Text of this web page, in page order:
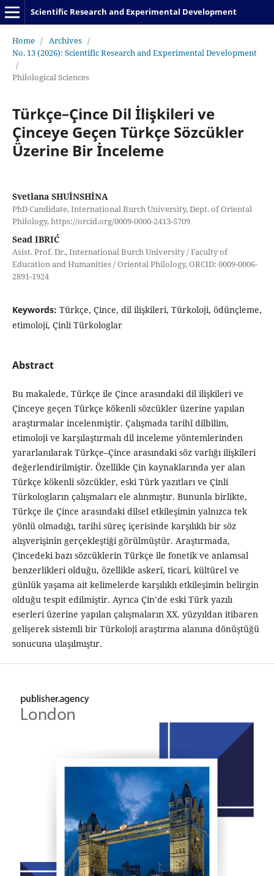
Scientific Research and Experimental Development
Home / Archives /
No. 13 (2026): Scientific Research and Experimental Development
/
Philological Sciences
Türkçe–Çince Dil İlişkileri ve
Çinceye Geçen Türkçe Sözcükler
Üzerine Bir İnceleme
Svetlana SHUİNSHİNA
PhD Candidate, International Burch University, Dept. of Oriental
Philology, https://orcid.org/0009-0000-2413-5709
Sead IBRIĆ
Asist. Prof. Dr., International Burch University / Faculty of
Education and Humanities / Oriental Philology, ORCID: 0009-0006-
2891-1924
Keywords: Türkçe, Çince, dil ilişkileri, Türkoloji, ödünçleme,
etimoloji, Çinli Türkologlar
Abstract
Bu makalede, Türkçe ile Çince arasındaki dil ilişkileri ve
Çinceye geçen Türkçe kökenli sözcükler üzerine yapılan
araştırmalar incelenmiştir. Çalışmada tarihî dilbilim,
etimoloji ve karşılaştırmalı dil inceleme yöntemlerinden
yararlanılarak Türkçe–Çince arasındaki söz varlığı ilişkileri
değerlendirilmiştir. Özellikle Çin kaynaklarında yer alan
Türkçe kökenli sözcükler, eski Türk yazıtları ve Çinli
Türkologların çalışmaları ele alınmıştır. Bununla birlikte,
Türkçe ile Çince arasındaki dilsel etkileşimin yalnızca tek
yönlü olmadığı, tarihî süreç içerisinde karşılıklı bir söz
alışverişinin gerçekleştiği görülmüştür. Araştırmada,
Çincedeki bazı sözcüklerin Türkçe ile fonetik ve anlamsal
benzerlikleri olduğu, özellikle askerî, ticari, kültürel ve
günlük yaşama ait kelimelerde karşılıklı etkileşimin belirgin
olduğu tespit edilmiştir. Ayrıca Çin’de eski Türk yazılı
eserleri üzerine yapılan çalışmaların XX. yüzyıldan itibaren
gelişerek sistemli bir Türkoloji araştırma alanına dönüştüğü
sonucuna ulaşılmıştır.